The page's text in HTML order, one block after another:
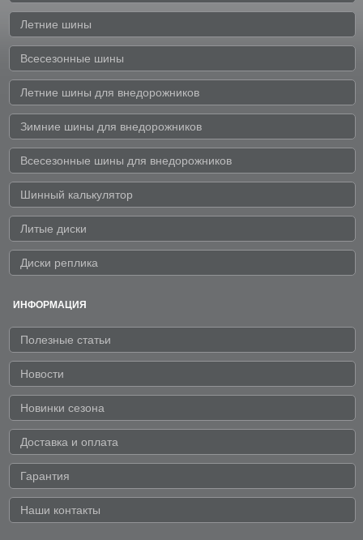
Летние шины
Всесезонные шины
Летние шины для внедорожников
Зимние шины для внедорожников
Всесезонные шины для внедорожников
Шинный калькулятор
Литые диски
Диски реплика
ИНФОРМАЦИЯ
Полезные статьи
Новости
Новинки сезона
Доставка и оплата
Гарантия
Наши контакты